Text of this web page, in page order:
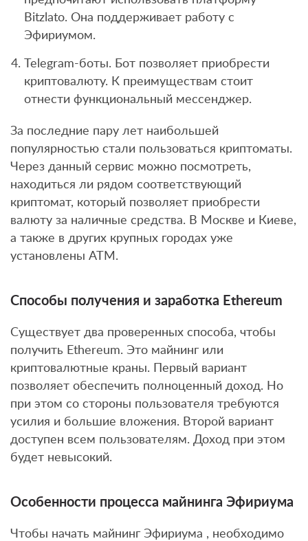
Bitzlato. Она поддерживает работу с
Эфириумом.
Telegram-боты. Бот позволяет приобрести
криптовалюту. К преимуществам стоит
отнести функциональный мессенджер.
За последние пару лет наибольшей
популярностью стали пользоваться криптоматы.
Через данный сервис можно посмотреть,
находиться ли рядом соответствующий
криптомат, который позволяет приобрести
валюту за наличные средства. В Москве и Киеве,
а также в других крупных городах уже
установлены АТМ.
Способы получения и заработка Ethereum
Существует два проверенных способа, чтобы
получить Ethereum. Это майнинг или
криптовалютные краны. Первый вариант
позволяет обеспечить полноценный доход. Но
при этом со стороны пользователя требуются
усилия и большие вложения. Второй вариант
доступен всем пользователям. Доход при этом
будет невысокий.
Особенности процесса майнинга Эфириума
Чтобы начать майнинг Эфириума , необходимо